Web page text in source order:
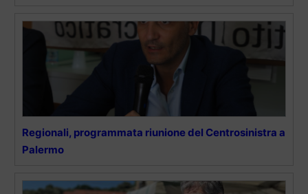
Regionali, programmata riunione del Centrosinistra a
Palermo